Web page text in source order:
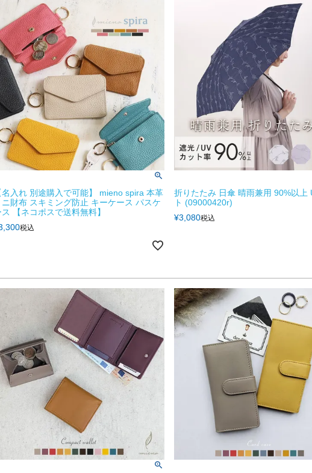
名入れ 別途購入で可能】 mieno spira 本革
ニ財布 スキミング防止 キーケース パスケ
ス 【ネコポスで送料無料】
税込
折りたたみ 日傘 晴雨兼用 90%以上
ト (09000420r)
¥3,080税込